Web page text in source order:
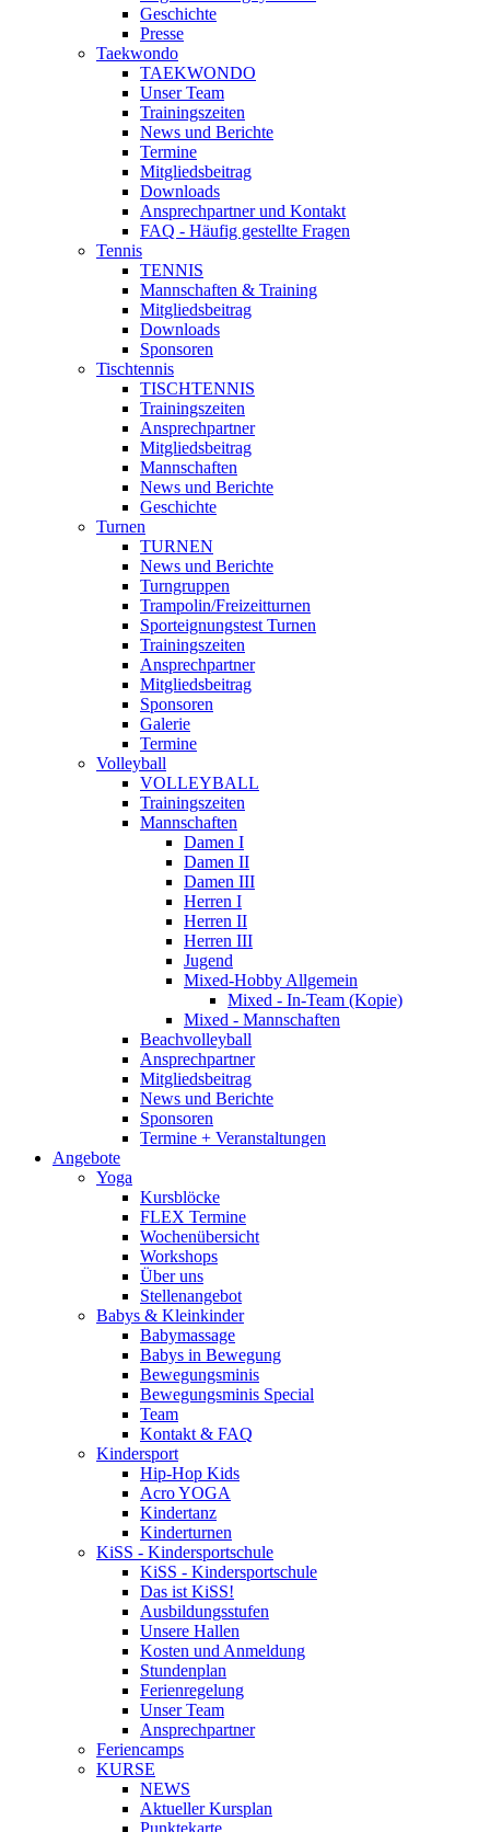
Geschichte
Presse
Taekwondo
TAEKWONDO
Unser Team
Trainingszeiten
News und Berichte
Termine
Mitgliedsbeitrag
Downloads
Ansprechpartner und Kontakt
FAQ - Häufig gestellte Fragen
Tennis
TENNIS
Mannschaften & Training
Mitgliedsbeitrag
Downloads
Sponsoren
Tischtennis
TISCHTENNIS
Trainingszeiten
Ansprechpartner
Mitgliedsbeitrag
Mannschaften
News und Berichte
Geschichte
Turnen
TURNEN
News und Berichte
Turngruppen
Trampolin/Freizeitturnen
Sporteignungstest Turnen
Trainingszeiten
Ansprechpartner
Mitgliedsbeitrag
Sponsoren
Galerie
Termine
Volleyball
VOLLEYBALL
Trainingszeiten
Mannschaften
Damen I
Damen II
Damen III
Herren I
Herren II
Herren III
Jugend
Mixed-Hobby Allgemein
Mixed - In-Team (Kopie)
Mixed - Mannschaften
Beachvolleyball
Ansprechpartner
Mitgliedsbeitrag
News und Berichte
Sponsoren
Termine + Veranstaltungen
Angebote
Yoga
Kursblöcke
FLEX Termine
Wochenübersicht
Workshops
Über uns
Stellenangebot
Babys & Kleinkinder
Babymassage
Babys in Bewegung
Bewegungsminis
Bewegungsminis Special
Team
Kontakt & FAQ
Kindersport
Hip-Hop Kids
Acro YOGA
Kindertanz
Kinderturnen
KiSS - Kindersportschule
KiSS - Kindersportschule
Das ist KiSS!
Ausbildungsstufen
Unsere Hallen
Kosten und Anmeldung
Stundenplan
Ferienregelung
Unser Team
Ansprechpartner
Feriencamps
KURSE
NEWS
Aktueller Kursplan
Punktekarte